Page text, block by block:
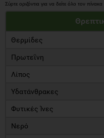
Θερμίδες
Πρωτεΐνη
Λίπος
Υδατάνθρακες
Φυτικές Ίνες
Νερό